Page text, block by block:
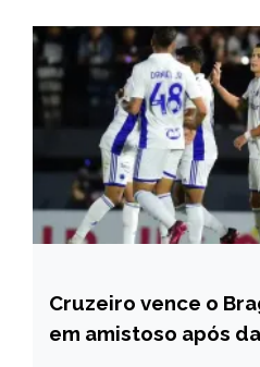
ESPORTES
Cruzeiro vence o
em amistoso após